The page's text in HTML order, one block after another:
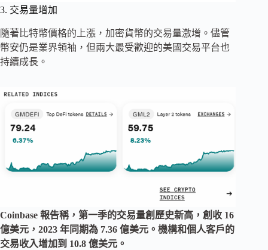
3. 交易量增加
隨著比特幣價格的上漲，加密貨幣的交易量激增。儘管
幣安仍是業界領袖，但兩大最受歡迎的美國交易平台也
持續成長。
Coinbase 報告稱，第一季的交易量創歷史新高，創收 16
億美元，2023 年同期為 7.36 億美元。機構和個人客戶的
交易收入增加到 10.8 億美元。